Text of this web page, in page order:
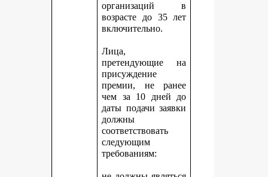
организаций в
возрасте до 35 лет
включительно.
Лица,
претендующие на
присуждение
премии, не ранее
чем за 10 дней до
даты подачи заявки
должны
соответствовать
следующим
требованиям: